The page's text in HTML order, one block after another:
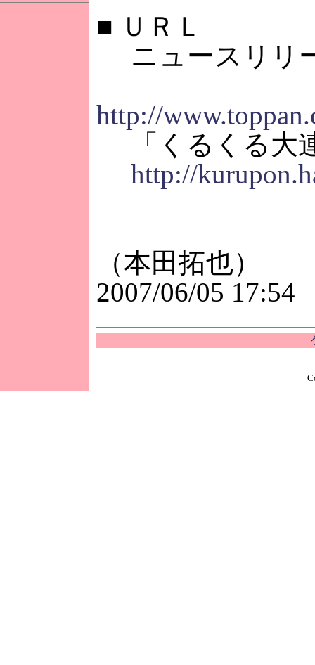
■ ＵＲＬ
ニュースリリ
http://
「くるくる大
http://
（本田拓也）
2007/06/05 17:54